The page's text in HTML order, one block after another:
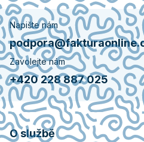
Napište nám
Zavolejte nám
+420 228 887 025
O službě